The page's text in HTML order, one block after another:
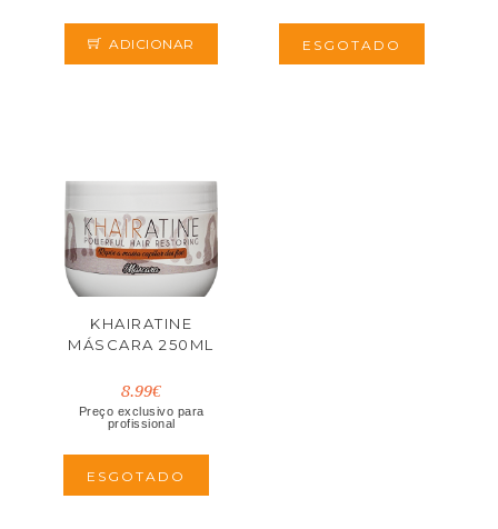
ADICIONAR ESGOTADO
KHAIRATINE
MÁSCARA 250ML
8.99€
Preço exclusivo para
profissional
ESGOTADO